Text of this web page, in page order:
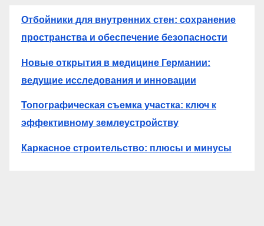
Отбойники для внутренних стен: сохранение
пространства и обеспечение безопасности
Новые открытия в медицине Германии:
ведущие исследования и инновации
Топографическая съемка участка: ключ к
эффективному землеустройству
Каркасное строительство: плюсы и минусы